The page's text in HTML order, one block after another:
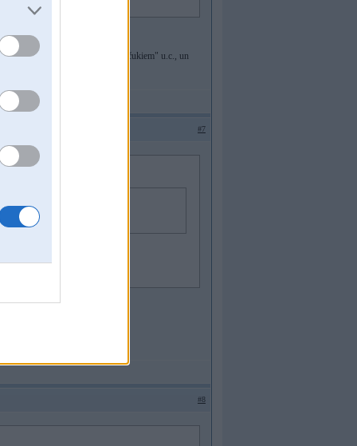
kā piemēram, "jautājumi spečukiem" u.c., un
#7
i netikai migliniekos
#8